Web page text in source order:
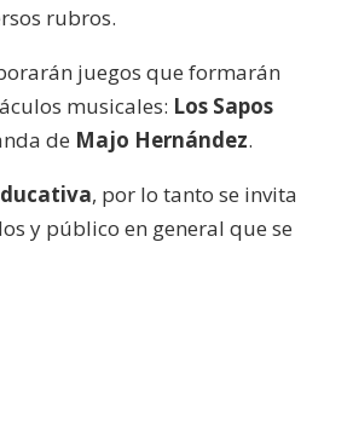
volumen.
rubros.
juegos que formarán
musicales: Los Sapos
de Majo Hernández.
, por lo tanto se invita
y público en general que se